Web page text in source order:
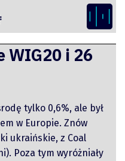
WIG20 i 26
tylko 0,6%, ale był
w Europie. Znów
ukraińskie, z Coal
Poza tym wyróżniały